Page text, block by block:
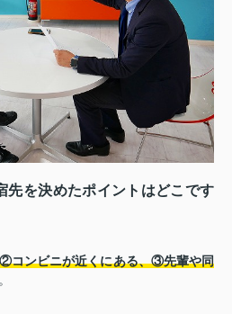
を決めたポイントはどこです
コンビニが近くにある、③先輩や同